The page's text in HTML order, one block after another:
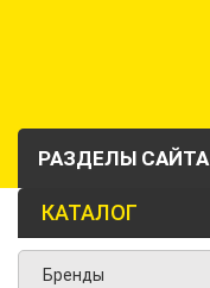
РАЗДЕЛЫ САЙТА
КАТАЛОГ
Бренды